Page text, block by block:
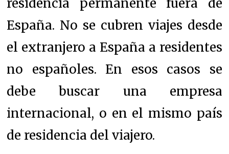
residencia permanente fuera de
España. No se cubren viajes desde
el extranjero a España a residentes
no españoles. En esos casos se
debe buscar una empresa
internacional, o en el mismo país
de residencia del viajero.